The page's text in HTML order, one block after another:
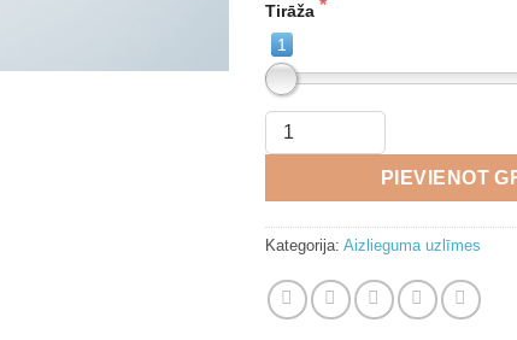
Tirāža
1
PIEVIENOT
Kategorija: Aizlieguma uzlīmes